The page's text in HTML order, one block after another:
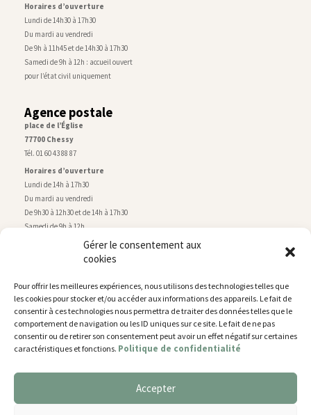
Gérer le consentement aux
cookies
Pour offrir les meilleures expériences, nous utilisons des technologies telles que
les cookies pour stocker et/ou accéder aux informations des appareils. Le fait de
consentir à ces technologies nous permettra de traiter des données telles que le
comportement de navigation ou les ID uniques sur ce site. Le fait de ne pas
consentir ou de retirer son consentement peut avoir un effet négatif sur certaines
caractéristiques et fonctions. Politique de confidentialité
Accepter
Horaires d’ouverture
Lundi de 14h30 à 17h30
Du mardi au vendredi
De 9h à 11h45 et de 14h30 à 17h30
Samedi de 9h à 12h : accueil ouvert
pour l’état civil uniquement
Agence postale
place de l’Église
77700 Chessy
Tél. 01 60 43 88 87
Horaires d’ouverture
Lundi de 14h à 17h30
Du mardi au vendredi
De 9h30 à 12h30 et de 14h à 17h30
Samedi de 9h à 12h
Service technique
rue de Montry–77700 Chessy
Tél. 01 60 43 52 63
Horaires d’ouverture
Lundi, mardi et jeudi
De 9h à 11h45 et de 14h30 à 17h30
Nous utilisons des cookies pour vous offrir la meilleure